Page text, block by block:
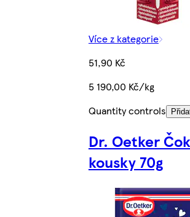
Více z kategorie
51,90 Kč
5 190,00 Kč/kg
Quantity controls
Dr. Oetker
kousky 70g